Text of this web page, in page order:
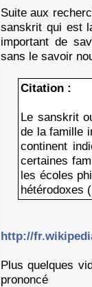
Suite aux
sanskrit qui est
important de
sans le savoir
Citation :
Le sanskrit
de la famille
continent
certaines
les écoles
hétérodoxes
http://
Plus quelques
prononcé